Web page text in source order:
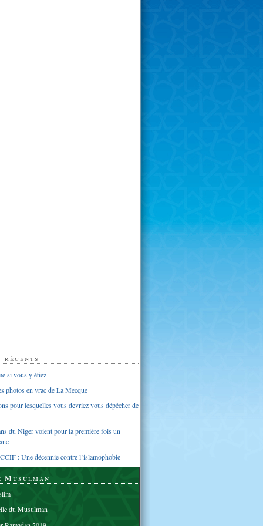
si vous y étiez
photos en vrac de La Mecque
pour lesquelles vous devriez vous dépêcher de
du Niger voient pour la première fois un
: Une décennie contre l’islamophobie
Musulman
du Musulman